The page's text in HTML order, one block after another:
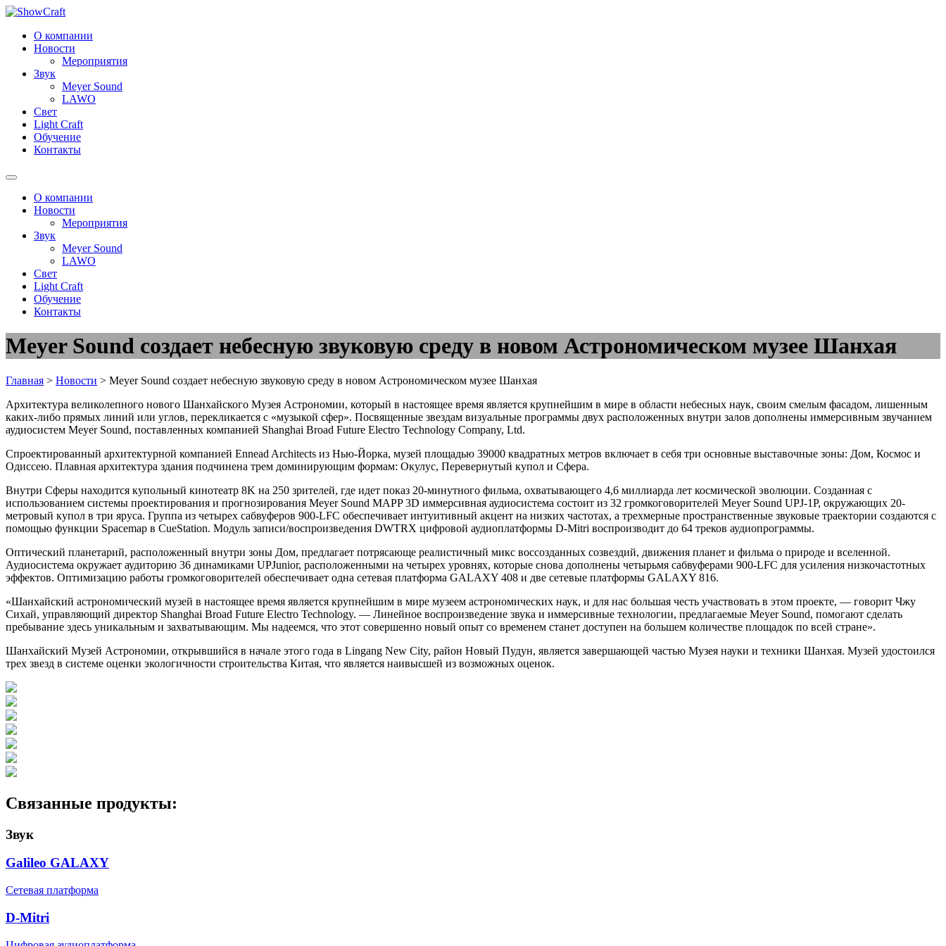
О компании
Новости
Мероприятия
Звук
Meyer Sound
LAWO
Свет
Light Craft
Обучение
Контакты
О компании
Новости
Мероприятия
Звук
Meyer Sound
LAWO
Свет
Light Craft
Обучение
Контакты
Meyer Sound создает небесную звуковую среду в новом Астрономическом музее Шанхая
Главная > Новости > Meyer Sound создает небесную звуковую среду в новом Астрономическом музее Шанхая
Архитектура великолепного нового Шанхайского Музея Астрономии, который в настоящее время является крупнейшим в мире в области небесных наук, своим смелым фасадом, лишенным
каких-либо прямых линий или углов, перекликается с «музыкой сфер». Посвященные звездам визуальные программы двух расположенных внутри залов дополнены иммерсивным звучанием
аудиосистем Meyer Sound, поставленных компанией Shanghai Broad Future Electro Technology Company, Ltd.
Спроектированный архитектурной компанией Ennead Architects из Нью-Йорка, музей площадью 39000 квадратных метров включает в себя три основные выставочные зоны: Дом, Космос и
Одиссею. Плавная архитектура здания подчинена трем доминирующим формам: Окулус, Перевернутый купол и Сфера.
Внутри Сферы находится купольный кинотеатр 8K на 250 зрителей, где идет показ 20-минутного фильма, охватывающего 4,6 миллиарда лет космической эволюции. Созданная с
использованием системы проектирования и прогнозирования Meyer Sound MAPP 3D иммерсивная аудиосистема состоит из 32 громкоговорителей Meyer Sound UPJ‑1P, окружающих 20-
метровый купол в три яруса. Группа из четырех сабвуферов 900‑LFC обеспечивает интуитивный акцент на низких частотах, а трехмерные пространственные звуковые траектории создаются с
помощью функции Spacemap в CueStation. Модуль записи/воспроизведения DWTRX цифровой аудиоплатформы D‑Mitri воспроизводит до 64 треков аудиопрограммы.
Оптический планетарий, расположенный внутри зоны Дом, предлагает потрясающе реалистичный микс воссозданных созвездий, движения планет и фильма о природе и вселенной.
Аудиосистема окружает аудиторию 36 динамиками UPJunior, расположенными на четырех уровнях, которые снова дополнены четырьмя сабвуферами 900-LFC для усиления низкочастотных
эффектов. Оптимизацию работы громкоговорителей обеспечивает одна сетевая платформа GALAXY 408 и две сетевые платформы GALAXY 816.
«Шанхайский астрономический музей в настоящее время является крупнейшим в мире музеем астрономических наук, и для нас большая честь участвовать в этом проекте, — говорит Чжу
Сихай, управляющий директор Shanghai Broad Future Electro Technology. — Линейное воспроизведение звука и иммерсивные технологии, предлагаемые Meyer Sound, помогают сделать
пребывание здесь уникальным и захватывающим. Мы надеемся, что этот совершенно новый опыт со временем станет доступен на большем количестве площадок по всей стране».
Шанхайский Музей Астрономии, открывшийся в начале этого года в Lingang New City, район Новый Пудун, является завершающей частью Музея науки и техники Шанхая. Музей удостоился
трех звезд в системе оценки экологичности строительства Китая, что является наивысшей из возможных оценок.
Связанные продукты:
Звук
Galileo GALAXY
Сетевая платформа
D-Mitri